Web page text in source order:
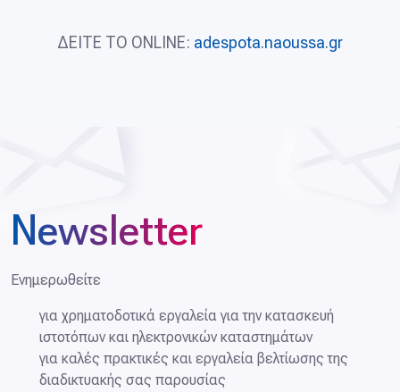
ΔΕΙΤΕ ΤΟ ONLINE: adespota.naoussa.gr
Newsletter
Ενημερωθείτε
για χρηματοδοτικά εργαλεία για την κατασκευή
ιστοτόπων και ηλεκτρονικών καταστημάτων
για καλές πρακτικές και εργαλεία βελτίωσης της
διαδικτυακής σας παρουσίας